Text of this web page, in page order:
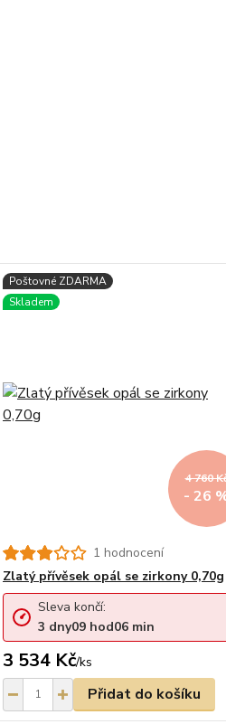
4 760
- 26
1 hodnocení
Zlatý přívěsek opál se zirkony 0,70g
3 534 Kč/ks
Sleva končí:
3 dny09 hod06 min
Přidat do košíku